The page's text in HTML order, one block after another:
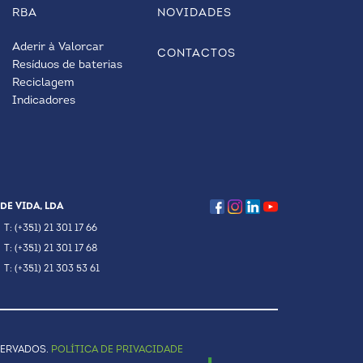
RBA
Aderir à Valorcar
Resíduos de baterias
Reciclagem
Indicadores
NOVIDADES
CONTACTOS
VIDA, LDA
T: (+351) 21 301 17 66
T: (+351) 21 301 17 68
T: (+351) 21 303 53 61
POLÍTICA DE PRIVACIDADE